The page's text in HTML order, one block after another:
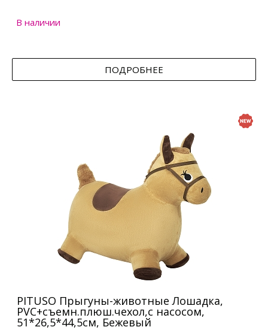
В наличии
ПОДРОБНЕЕ
PITUSO Прыгуны-животные Лошадка,
PVC+съемн.плюш.чехол,с насосом,
51*26,5*44,5см, Бежевый